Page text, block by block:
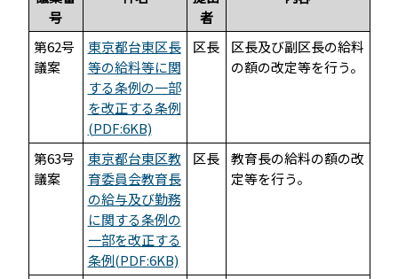
号
者
第62号
議案
東京都台東区長
等の給料等に関
する条例の一部
を改正する条例
(PDF:6KB)
区長
区長及び副区長の給料
の額の改定等を行う。
第63号
議案
東京都台東区教
育委員会教育長
の給与及び勤務
に関する条例の
一部を改正する
条例(PDF:6KB)
区長
教育長の給料の額の改
定等を行う。